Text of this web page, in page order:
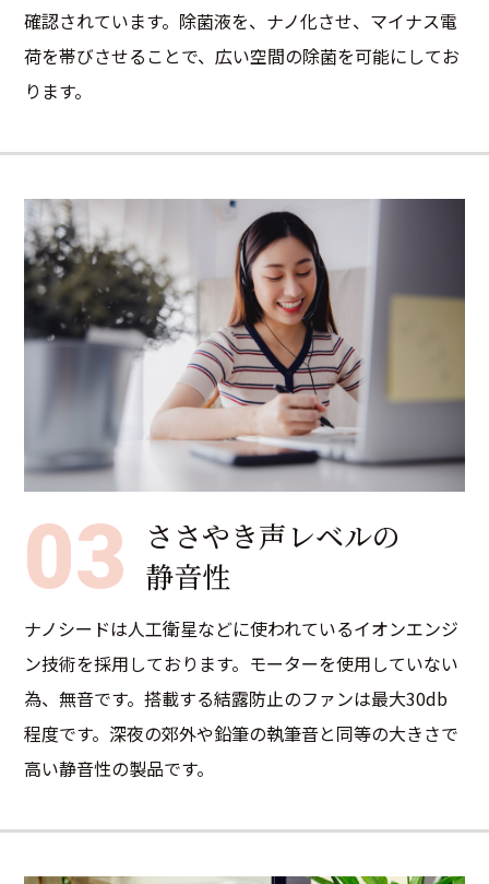
確認されています。除菌液を、ナノ化させ、マイナス電
荷を帯びさせることで、広い空間の除菌を可能にしてお
ります。
03
ささやき声レベルの
静音性
ナノシードは人工衛星などに使われているイオンエンジ
ン技術を採用しております。モーターを使用していない
為、無音です。搭載する結露防止のファンは最大30db
程度です。深夜の郊外や鉛筆の執筆音と同等の大きさで
高い静音性の製品です。